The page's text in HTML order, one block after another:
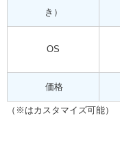
き）
OS
価格
（※はカスタマイズ可能）